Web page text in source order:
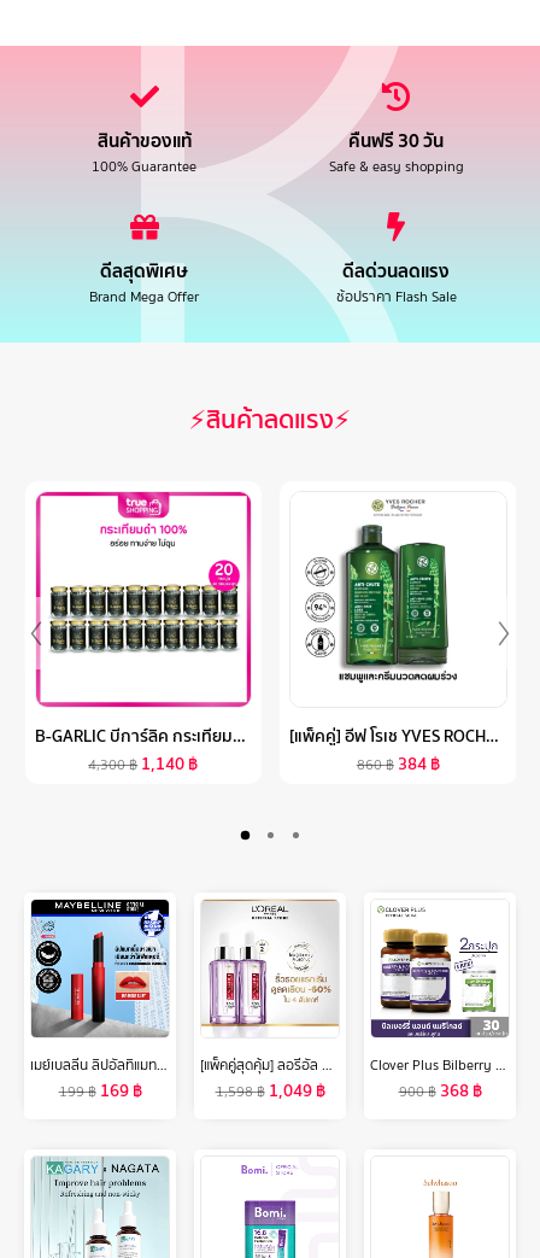
สินค้าของแท้
100% Guarantee
คืนฟรี 30 วัน
Safe & easy shopping
ดีลสุดพิเศษ
Brand Mega Offer
ดีลด่วนลดแรง
ช้อปราคา Flash Sale
⚡สินค้าลดแรง⚡
B-GARLIC บีการ์ลิค กระเทียมดำ 60 กรัม เซต 20 ขวด
4,300฿ 1,140฿
[แพ็คคู่] อีฟ โรเช YVES ROCHER ANTI-HAIR LOSS SHAMPOO 300 มล. & CONDITIONER 200 มล. แชมพูและครีมนวดลดผมร่วง - จบปัญหาผมร่วง บิ้วผมใหม่ใน 4 สัปดาห์ - ยาสระผม แชมพู แชมพูแก้ผมร่วง ครีมนวดผม
860฿ 384฿
เมย์เบลลีน ลิปอัลทิแมท ลิปแมทผสมเบลอลิ่งเจล เนียนกว่าใช้ฟิลเตอร์ 1.7ก.Ultimatte by Color Sensational Lipstick 1.7g
199฿ 169฿
[แพ็คคู่สุดคุ้ม] ลอรีอัล ปารีส รีไวทัลลิฟท์ ไฮยาลูรอนิค แอซิด เซรั่ม 30 มล. X2 L'Oreal Paris Revitalift Hyaluronic Acid Serum 30mlx2 (hyaluron,loreal,ลอรีอัล ไฮยาลูรอน, ไฮยา)
1,598฿ 1,049฿
Clover Plus Bilberry and Marigold Complex บิลเบอร์รี่ แอนด์ แมรี่โกลด์ คอมเพล็กซ์ (30 แคปซูล X2) แถม มัลติบี 7 แคปซูล (อาหารเสริม)
900฿ 368฿